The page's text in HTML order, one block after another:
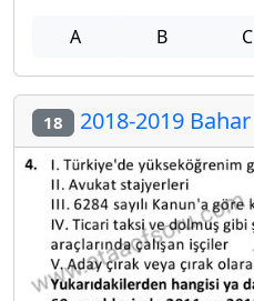
A B C
18 2018-2019 Bahar